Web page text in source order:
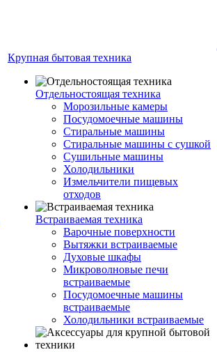
Крупная бытовая техника
Отдельностоящая техника
Морозильные камеры
Посудомоечные машины
Стиральные машины
Стиральные машины с сушкой
Сушильные машины
Холодильники
Измельчители пищевых
отходов
Встраиваемая техника
Варочные поверхности
Вытяжки встраиваемые
Духовые шкафы
Микроволновые печи
встраиваемые
Посудомоечные машины
встраиваемые
Холодильники встраиваемые